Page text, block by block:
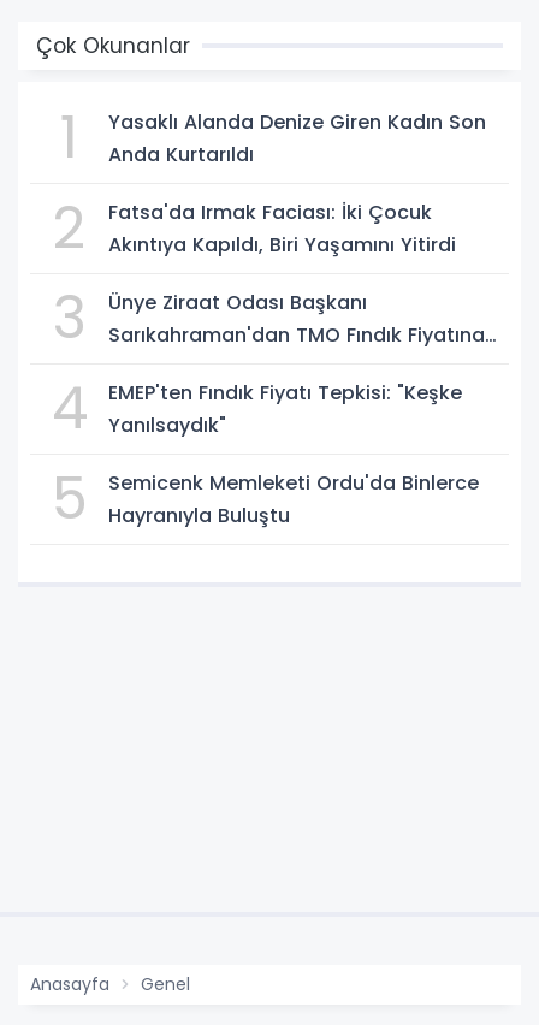
Çok Okunanlar
1
Yasaklı Alanda Denize Giren Kadın Son
Anda Kurtarıldı
2
Fatsa'da Irmak Faciası: İki Çocuk
Akıntıya Kapıldı, Biri Yaşamını Yitirdi
3
Ünye Ziraat Odası Başkanı
Sarıkahraman'dan TMO Fındık Fiyatına
4
EMEP'ten Fındık Fiyatı Tepkisi: "Keşke
Yanılsaydık"
5
Semicenk Memleketi Ordu'da Binlerce
Hayranıyla Buluştu
Anasayfa Genel